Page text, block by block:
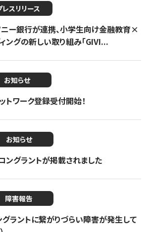
レスリリース
ニー銀行が連携、小学生向け金融教育×
ングの新しい取り組み「GIVI...
お知らせ
トワーク登録受付開始！
お知らせ
ングラントが掲載されました
障害報告
グラントに繋がりづらい障害が発生して